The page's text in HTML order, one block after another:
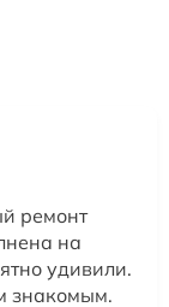
ремонт
на
удивили.
знакомым.